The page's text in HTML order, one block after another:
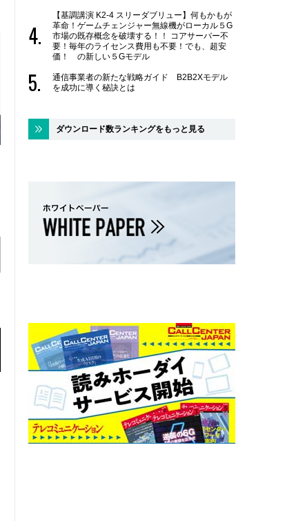
【基調講演 K2-4 スリーダブリュー】何もかもが
革命！ゲームチェンジャー無線機がローカル５G
市場の既存概念を破壊する！！ コアサーバー不
要！毎年のライセンス費用も不要！でも、超安
価！ の新しい５Gモデル
通信事業者の新たな戦略ガイド B2B2Xモデル
を成功に導く秘訣とは
ダウンロード数ランキングをもっと見る